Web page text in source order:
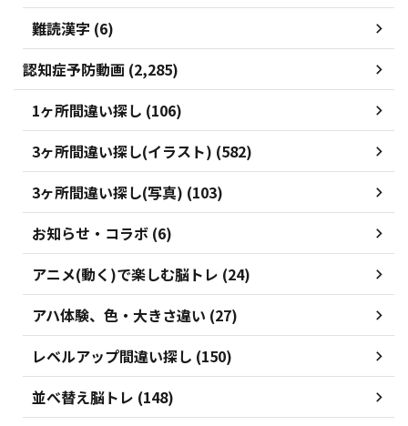
難読漢字 (6)
認知症予防動画 (2,285)
1ヶ所間違い探し (106)
3ヶ所間違い探し(イラスト) (582)
3ヶ所間違い探し(写真) (103)
お知らせ・コラボ (6)
アニメ(動く)で楽しむ脳トレ (24)
アハ体験、色・大きさ違い (27)
レベルアップ間違い探し (150)
並べ替え脳トレ (148)